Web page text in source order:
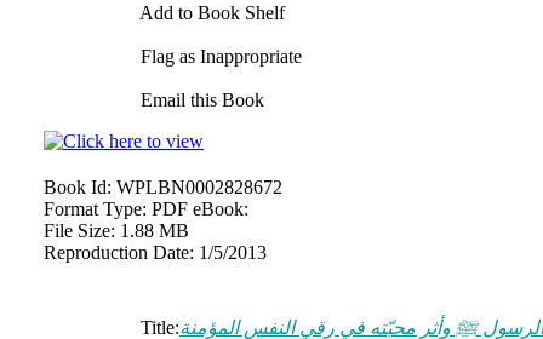
Add to Book Shelf
Flag as Inappropriate
Email this Book
Book Id: WPLBN0002828672
Format Type: PDF eBook:
File Size: 1.88 MB
Reproduction Date: 1/5/2013
Title:الرسول ﷺ وأثر محبّته في رقي النفس المؤمنة